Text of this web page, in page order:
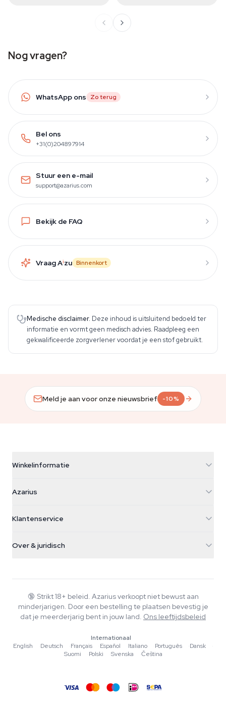
Nog vragen?
WhatsApp ons Zo terug
Bel ons
+31(0)204897914
Stuur een e-mail
support@azarius.com
Bekijk de FAQ
Vraag Aizu Binnenkort
Medische disclaimer. Deze inhoud is uitsluitend bedoeld ter
informatie en vormt geen medisch advies. Raadpleeg een
gekwalificeerde zorgverlener voordat je een stof gebruikt.
Meld je aan voor onze nieuwsbrief -10%
Winkelinformatie
Galvaniweg 11
Nederland
+31(0)204897914
Azarius
Smokeshop
Klantenservice
Retourbeleid
Veelgestelde vragen
Privacybeleid
Over & juridisch
Wiki
Muziek
Redactionele normen
Tools & Calculators
🔞 Strikt 18+ beleid. Azarius verkoopt niet bewust aan
minderjarigen. Door een bestelling te plaatsen bevestig je
dat je meerderjarig bent in jouw land. Ons leeftijdsbeleid
Internationaal
English
·Deutsch ·Français ·Español ·Italiano ·Português ·Dansk
·
Suomi
·Polski ·Svenska ·Čeština